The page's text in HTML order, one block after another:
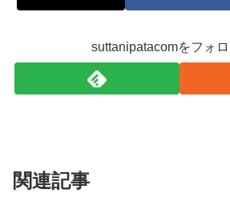
suttanipatacomをフォ
関連記事